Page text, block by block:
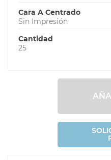
Cara A Centrado
Sin Impresión
Cantidad
25